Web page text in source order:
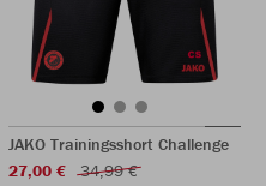
JAKO Trainingsshort Challenge
27,00 €
34,99 €